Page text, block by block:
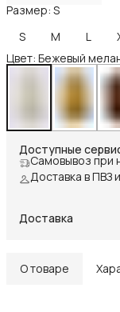
Размер: S
S
M L
Цвет: Бежевый
Доступные
Самовывоз при
Доставка в ПВЗ
Доставка
О товаре